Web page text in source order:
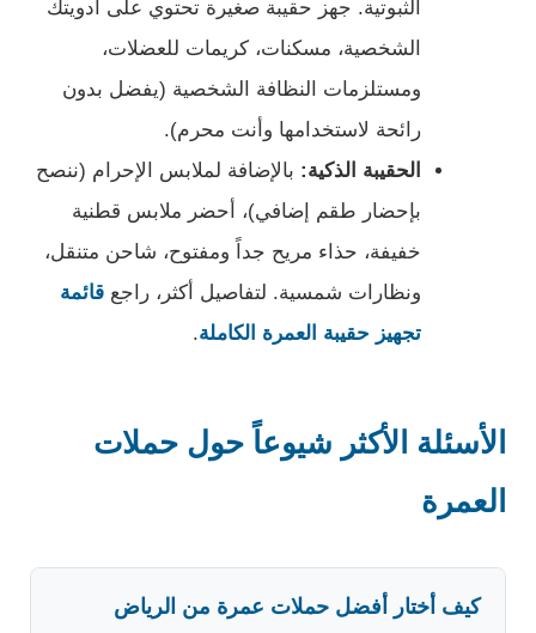
الثبوتية. جهز حقيبة صغيرة تحتوي على أدويتك
الشخصية، مسكنات، كريمات للعضلات،
ومستلزمات النظافة الشخصية (يفضل بدون
رائحة لاستخدامها وأنت محرم).
الحقيبة الذكية: بالإضافة لملابس الإحرام (ننصح
بإحضار طقم إضافي)، أحضر ملابس قطنية
خفيفة، حذاء مريح جداً ومفتوح، شاحن متنقل،
ونظارات شمسية. لتفاصيل أكثر، راجع قائمة
تجهيز حقيبة العمرة الكاملة.
الأسئلة الأكثر شيوعاً حول حملات
العمرة
كيف أختار أفضل حملات عمرة من الرياض